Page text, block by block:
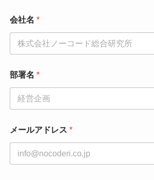
会社名 *
部署名 *
メールアドレス *